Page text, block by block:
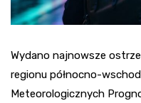
Wydano najnowsze
regionu północno-
Meteorologicznych